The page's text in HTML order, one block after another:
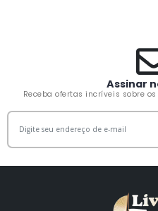
Assinar
Receba ofertas incríveis sobre